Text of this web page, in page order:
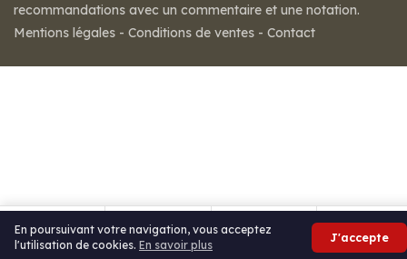
Appeler Itinéraire Avis
En poursuivant votre navigation, vous acceptez
l'utilisation de cookies. En savoir plus
J'accepte
recommandations avec un commentaire et une notation.
Mentions légales - Conditions de ventes - Contact